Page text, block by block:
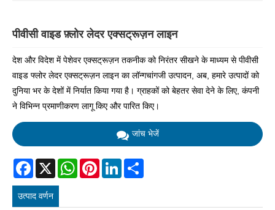
पीवीसी वाइड फ़्लोर लेदर एक्सट्रूज़न लाइन
देश और विदेश में पेशेवर एक्सट्रूज़न तकनीक को निरंतर सीखने के माध्यम से पीवीसी
वाइड फ्लोर लेदर एक्सट्रूज़न लाइन का लॉन्गचांगजी उत्पादन, अब, हमारे उत्पादों को
दुनिया भर के देशों में निर्यात किया गया है। ग्राहकों को बेहतर सेवा देने के लिए, कंपनी
ने विभिन्न प्रमाणीकरण लागू किए और पारित किए।
जांच भेजें
Facebook
X WhatsAppPinterestLinkedIn
उत्पाद वर्णन